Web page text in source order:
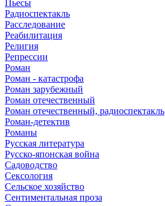
Пьесы
Радиоспектакль
Расследование
Реабилитация
Религия
Репрессии
Роман
Роман - катастрофа
Роман зарубежный
Роман отечественный
Роман отечественный, радиоспектакль
Роман-детектив
Романы
Русская литература
Русско-японская война
Садоводство
Сексология
Сельское хозяйство
Сентиментальная проза